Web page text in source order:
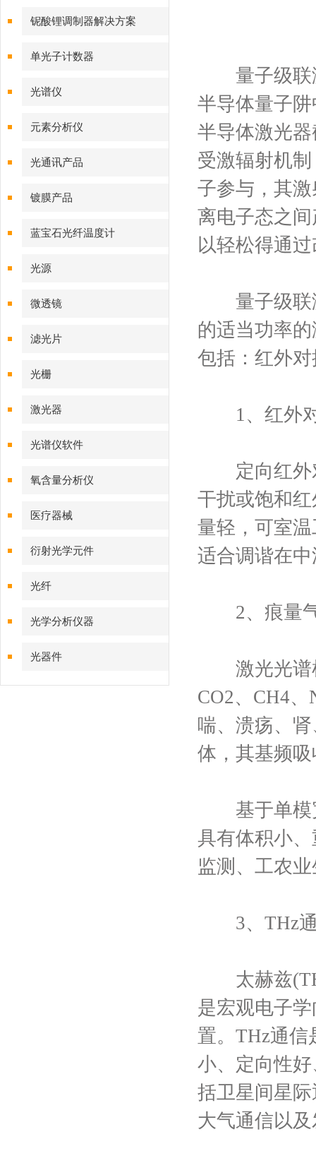
铌酸锂调制器解决方案
单光子计数器
光谱仪
元素分析仪
光通讯产品
镀膜产品
蓝宝石光纤温度计
光源
微透镜
滤光片
光栅
激光器
光谱仪软件
氧含量分析仪
医疗器械
衍射光学元件
光纤
光学分析仪器
光器件
量子级联激
半导体量子
半导体激光
受激辐射机
子参与，其
离电子态之
以轻松得通
量子级联激
的适当功率
包括：红外
1、红外
定向红外对
干扰或饱和
量轻，可室
适合调谐在
2、痕量
激光光谱检
CO2、CH4
喘、溃疡、
体，其基频
基于单模宽
具有体积小
监测、工农
3、THz
太赫兹
是宏观电子
置。THz通信
小、定向性
括卫星间星
大气通信以